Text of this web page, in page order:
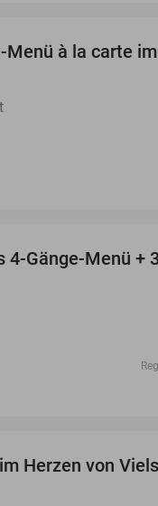
Menü à la carte
4-Gänge-Menü +
Herzen von